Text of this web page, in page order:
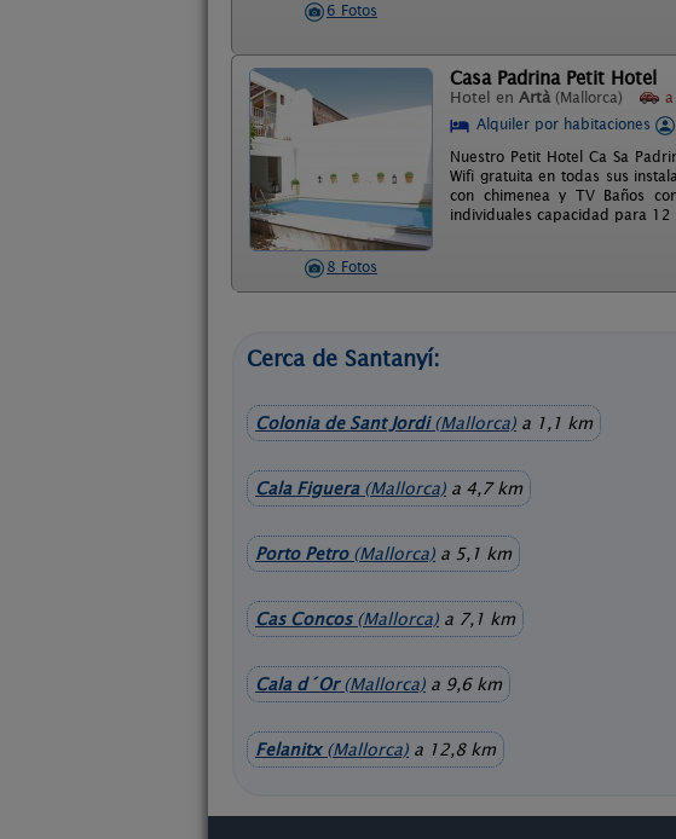
6 Fotos
8 Fotos
Casa Padrina Petit Hotel
Hotel en Artà (Mallorca) a
Alquiler por habitaciones
Nuestro Petit Hotel Ca Sa
Wifi gratuita en todas sus
con chimenea y TV Baños
individuales capacidad para 12
Cerca de Santanyí:
Colonia de Sant Jordi(Mallorca) a 1,1 km
Cala Figuera(Mallorca) a 4,7 km
Porto Petro(Mallorca) a 5,1 km
Cas Concos(Mallorca) a 7,1 km
Cala d´Or(Mallorca) a 9,6 km
Felanitx(Mallorca) a 12,8 km